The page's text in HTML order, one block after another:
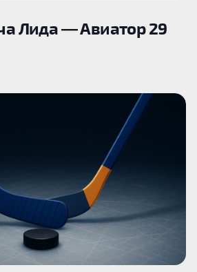
Лида — Авиатор 29